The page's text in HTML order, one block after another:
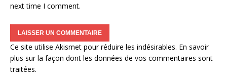
next time I comment.
Ce site utilise Akismet pour réduire les indésirables. En savoir
plus sur la façon dont les données de vos commentaires sont
traitées.